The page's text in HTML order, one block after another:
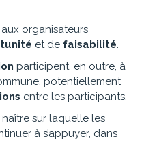
organisateurs
et de faisabilité.
participent, en outre, à
potentiellement
entre les participants.
naître sur laquelle les
à s’appuyer, dans